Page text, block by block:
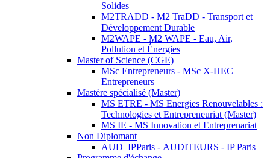
Solides
M2TRADD - M2 TraDD - Transport et
Développement Durable
M2WAPE - M2 WAPE - Eau, Air,
Pollution et Énergies
Master of Science (CGE)
MSc Entrepreneurs - MSc X-HEC
Entrepreneurs
Mastère spécialisé (Master)
MS ETRE - MS Energies Renouvelables :
Technologies et Entrepreneuriat (Master)
MS IE - MS Innovation et Entreprenariat
Non Diplomant
AUD_IPParis - AUDITEURS - IP Paris